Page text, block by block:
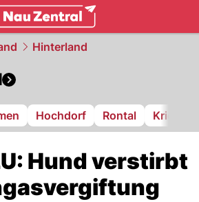
Hinterland
Hochdorf Rontal Kriens
Hund verstirbt